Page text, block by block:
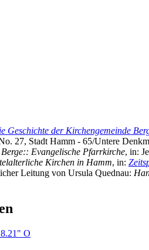
Geschichte der Kirchengemeinde
27, Stadt Hamm - 65/Untere
Berge:: Evangelische Pfarrkirche, in:
Kirchen in Hamm, in:
Leitung von Ursula Quednau:
O